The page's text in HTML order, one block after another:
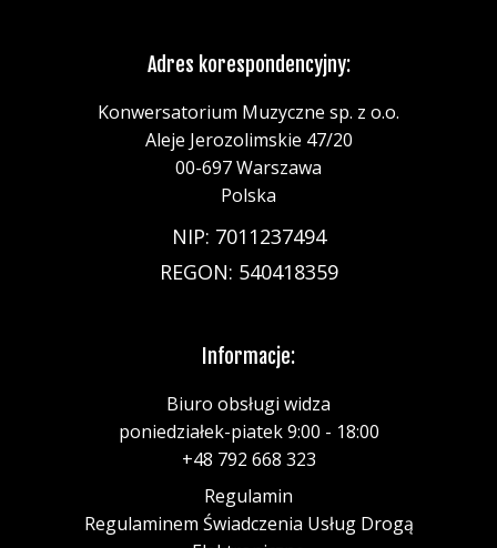
Adres korespondencyjny:
Konwersatorium Muzyczne sp. z o.o.
Aleje Jerozolimskie 47/20
00-697 Warszawa
Polska
NIP: 7011237494
REGON: 540418359
Informacje:
Biuro obsługi widza
poniedziałek-piatek 9:00 - 18:00
+48 792 668 323
Regulamin
Regulaminem Świadczenia Usług Drogą